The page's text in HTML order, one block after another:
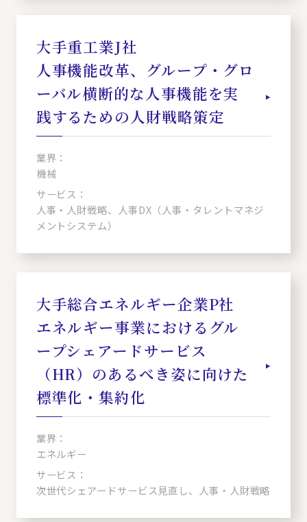
大手重工業J社
人事機能改革、グループ・グロ
ーバル横断的な人事機能を実
践するための人財戦略策定
業界：
機械
サービス：
人事・人財戦略、人事DX（人事・タレントマネジ
メントシステム）
大手総合エネルギー企業P社
エネルギー事業におけるグル
ープシェアードサービス
（HR）のあるべき姿に向けた
標準化・集約化
業界：
エネルギー
サービス：
次世代シェアードサービス見直し、人事・人財戦略